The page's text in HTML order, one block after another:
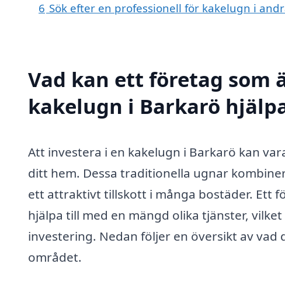
6 Sök efter en professionell för kakelugn i
Vad kan ett företag som
kakelugn i Barkarö
Att investera i en kakelugn i Barkarö kan
ditt hem. Dessa traditionella ugnar
ett attraktivt tillskott i många bostäder. Ett
hjälpa till med en mängd olika tjänster,
investering. Nedan följer en översikt av
området.